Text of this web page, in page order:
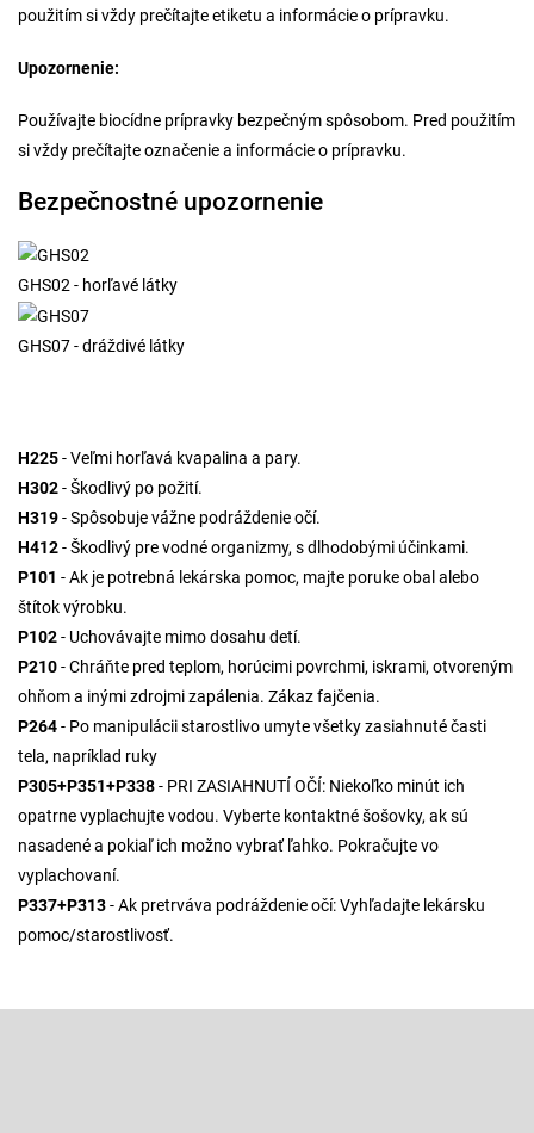
použitím si vždy prečítajte etiketu a informácie o prípravku.
Upozornenie:
Používajte biocídne prípravky bezpečným spôsobom. Pred použitím
si vždy prečítajte označenie a informácie o prípravku.
Bezpečnostné upozornenie
GHS02 - horľavé látky
GHS07 - dráždivé látky
H225- Veľmi horľavá kvapalina a pary.
H302- Škodlivý po požití.
H319- Spôsobuje vážne podráždenie očí.
H412- Škodlivý pre vodné organizmy, s dlhodobými účinkami.
P101 - Ak je potrebná lekárska pomoc, majte poruke obal alebo
štítok výrobku.
P102- Uchovávajte mimo dosahu detí.
P210- Chráňte pred teplom, horúcimi povrchmi, iskrami, otvoreným
ohňom a inými zdrojmi zapálenia. Zákaz fajčenia.
P264- Po manipulácii starostlivo umyte všetky zasiahnuté časti
tela, napríklad ruky
P305+P351+P338- PRI ZASIAHNUTÍ OČÍ: Niekoľko minút ich
opatrne vyplachujte vodou. Vyberte kontaktné šošovky, ak sú
nasadené a pokiaľ ich možno vybrať ľahko. Pokračujte vo
vyplachovaní.
P337+P313- Ak pretrváva podráždenie očí: Vyhľadajte lekársku
pomoc/starostlivosť.